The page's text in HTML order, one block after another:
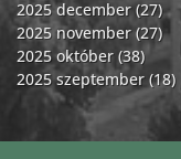
2025 december (27)
2025 november (27)
2025 október (38)
2025 szeptember (18)